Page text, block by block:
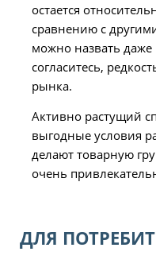
остается
сравнению с
можно назвать даже
согласитесь,
рынка.
Активно растущий
выгодные условия
делают товарную
очень
ДЛЯ